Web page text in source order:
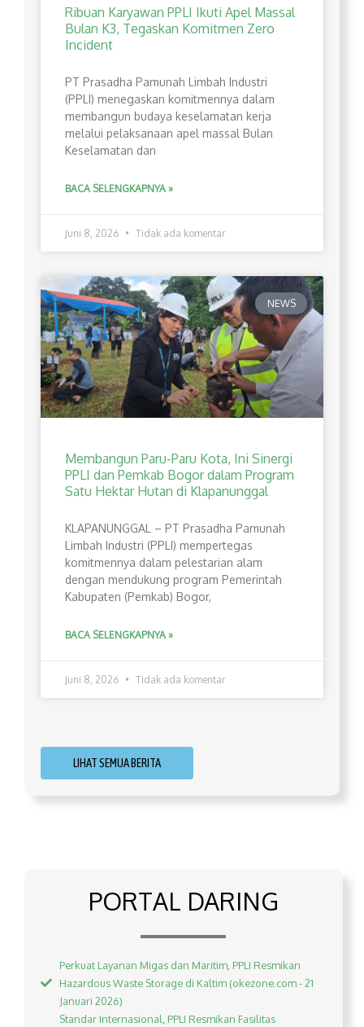
Ribuan Karyawan PPLI Ikuti Apel Massal
Bulan K3, Tegaskan Komitmen Zero
Incident
PT Prasadha Pamunah Limbah Industri
(PPLI) menegaskan komitmennya dalam
membangun budaya keselamatan kerja
melalui pelaksanaan apel massal Bulan
Keselamatan dan
BACA SELENGKAPNYA »
Juni 8, 2026 Tidak ada komentar
NEWS
Membangun Paru-Paru Kota, Ini Sinergi
PPLI dan Pemkab Bogor dalam Program
Satu Hektar Hutan di Klapanunggal
​KLAPANUNGGAL – PT Prasadha Pamunah
Limbah Industri (PPLI) mempertegas
komitmennya dalam pelestarian alam
dengan mendukung program Pemerintah
Kabupaten (Pemkab) Bogor,
BACA SELENGKAPNYA »
Juni 8, 2026 Tidak ada komentar
LIHAT SEMUA BERITA
PORTAL DARING
Perkuat Layanan Migas dan Maritim, PPLI Resmikan
Hazardous Waste Storage di Kaltim (okezone.com - 21
Januari 2026)
Standar Internasional, PPLI Resmikan Fasilitas